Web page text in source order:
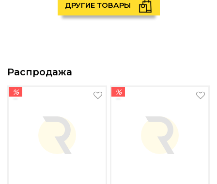
ДРУГИЕ ТОВАРЫ
Распродажа
% %